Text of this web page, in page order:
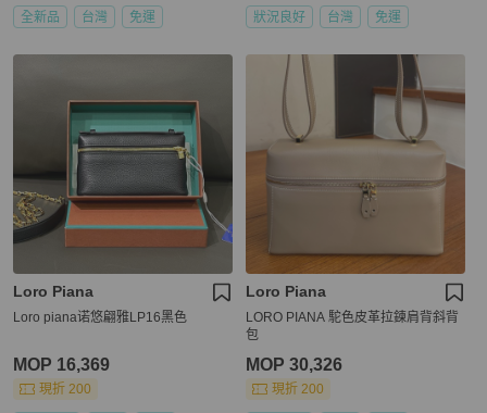
全新品 台灣 免運 狀況良好 台灣 免運
Loro Piana
Loro piana诺悠翩雅LP16黑色
MOP 16,369
現折 200
Loro Piana
LORO PIANA 駝色皮革拉鍊肩背斜背
包
MOP 30,326
現折 200